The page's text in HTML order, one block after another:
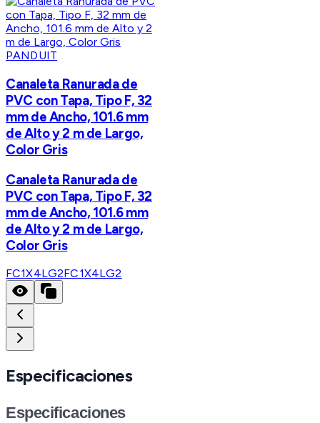
PANDUIT
Canaleta Ranurada de
PVC con Tapa, Tipo F, 32
mm de Ancho, 101.6 mm
de Alto y 2 m de Largo,
Color Gris
Canaleta Ranurada de
PVC con Tapa, Tipo F, 32
mm de Ancho, 101.6 mm
de Alto y 2 m de Largo,
Color Gris
FC1X4LG2FC1X4LG2
Especificaciones
Especificaciones